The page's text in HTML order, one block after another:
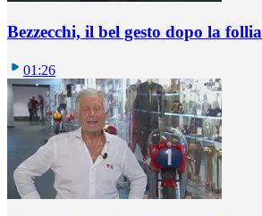
Bezzecchi, il bel gesto dopo la follia
01:26